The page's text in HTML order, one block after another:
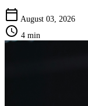
calendar_today August 03, 2026
schedule 4 min